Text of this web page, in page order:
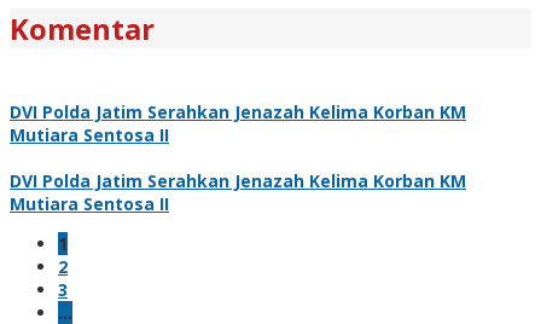
Komentar
DVI Polda Jatim Serahkan Jenazah Kelima Korban KM
Mutiara Sentosa II
DVI Polda Jatim Serahkan Jenazah Kelima Korban KM
Mutiara Sentosa II
1
2
3
…